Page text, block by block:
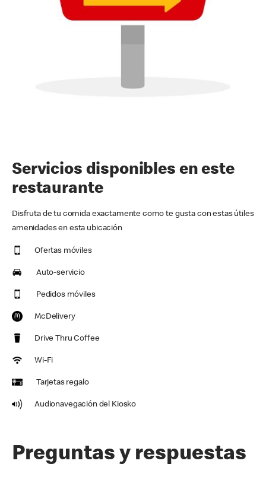
Servicios disponibles en este
restaurante
Disfruta de tu comida exactamente como te gusta con estas útiles
amenidades en esta ubicación
Ofertas móviles
Auto-servicio
Pedidos móviles
McDelivery
Drive Thru Coffee
Wi-Fi
Tarjetas regalo
Audionavegación del Kiosko
Preguntas y respuestas